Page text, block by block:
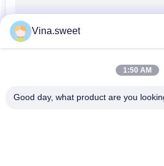
Isuzu
Vina.sweet
1:50 AM
Good day, what product are you